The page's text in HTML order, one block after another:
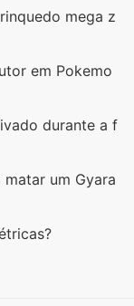
mega z
em Pokemo
durante a f
um Gyara